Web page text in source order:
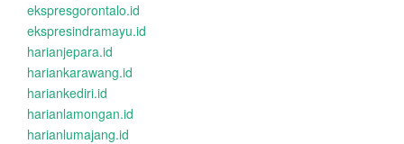
ekspresgorontalo.id
ekspresindramayu.id
harianjepara.id
hariankarawang.id
hariankediri.id
harianlamongan.id
harianlumajang.id